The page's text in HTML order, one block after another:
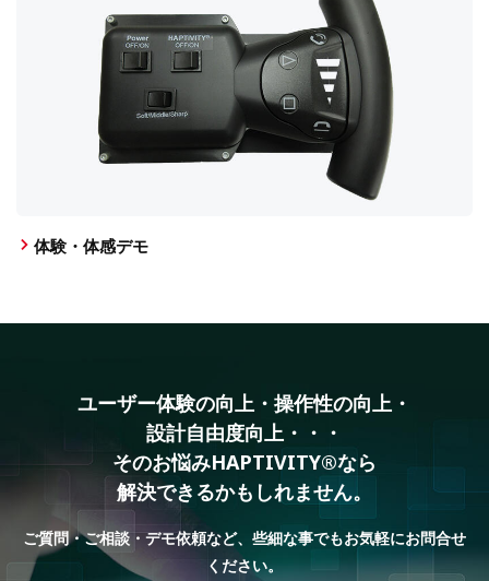
体験・体感デモ
ユーザー体験の向上・操作性の向上・
設計自由度向上・・・
そのお悩みHAPTIVITY®なら
解決できるかもしれません。
ご質問・ご相談・デモ依頼など、些細な事でもお気軽にお問合せ
ください。